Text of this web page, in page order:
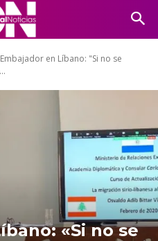
Embajador en Líbano: "Si no se
«Si no se